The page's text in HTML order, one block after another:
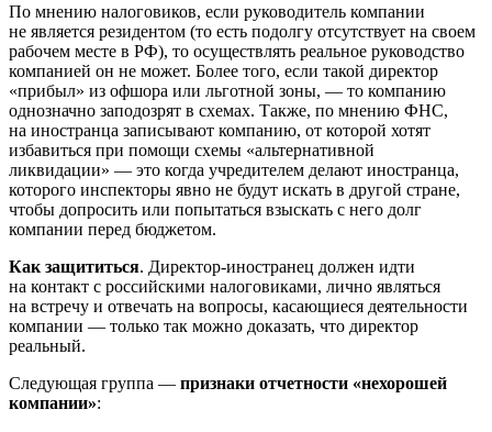
По мнению налоговиков, если руководитель компании
не является резидентом (то есть подолгу отсутствует на своем
рабочем месте в РФ), то осуществлять реальное руководство
компанией он не может. Более того, если такой директор
«прибыл» из офшора или льготной зоны, — то компанию
однозначно заподозрят в схемах. Также, по мнению ФНС,
на иностранца записывают компанию, от которой хотят
избавиться при помощи схемы «альтернативной
ликвидации» — это когда учредителем делают иностранца,
которого инспекторы явно не будут искать в другой стране,
чтобы допросить или попытаться взыскать с него долг
компании перед бюджетом.
Как защититься. Директор-иностранец должен идти
на контакт с российскими налоговиками, лично являться
на встречу и отвечать на вопросы, касающиеся деятельности
компании — только так можно доказать, что директор
реальный.
Следующая группа — признаки отчетности «нехорошей
компании»: